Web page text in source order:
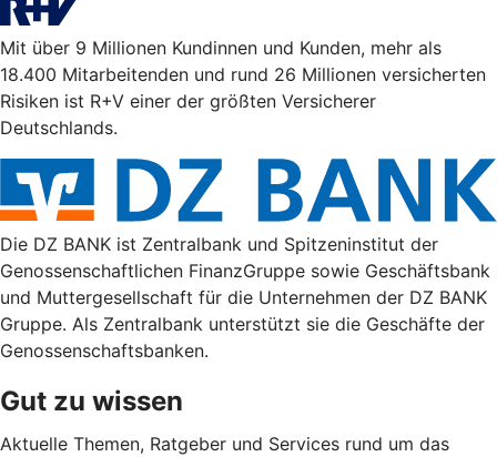
Mit über 9 Millionen Kundinnen und Kunden, mehr als
18.400 Mitarbeitenden und rund 26 Millionen versicherten
Risiken ist R+V einer der größten Versicherer
Deutschlands.
Die DZ BANK ist Zentralbank und Spitzeninstitut der
Genossenschaftlichen FinanzGruppe sowie Geschäftsbank
und Muttergesellschaft für die Unternehmen der DZ BANK
Gruppe. Als Zentralbank unterstützt sie die Geschäfte der
Genossenschaftsbanken.
Gut zu wissen
Aktuelle Themen, Ratgeber und Services rund um das